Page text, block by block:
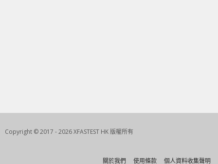
Copyright © 2017 - 2026 XFASTEST HK 版權所有
關於我們 使用條款 個人資料收集聲明